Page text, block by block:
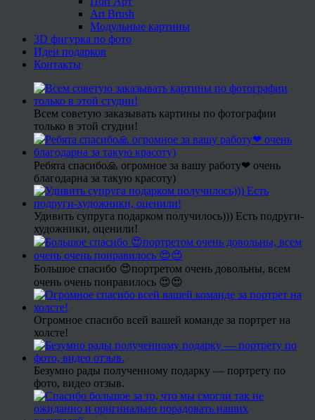
Art Brush
Модульные картины
3D фигурка по фото
Идеи подарков
Контакты
Всем советую заказывать картины по фотографии
только в этой студии!
Ребята спасибо🙏 огромное за вашу работу❤ очень
благодарна за такую красоту)
Удивить супруга подарком получилось))) Есть подруги-
художники, оценили!
Большое спасибо 😍портретом очень довольны, всем
очень очень понравилось 😍😍
Огромное спасибо всей вашей команде за портрет на
холсте!
Безумно рады полученному подарку — портрету по
фото, видео отзыв.